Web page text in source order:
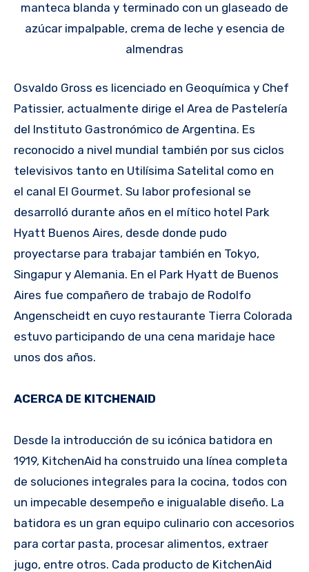
manteca blanda y terminado con un glaseado de
azúcar impalpable, crema de leche y esencia de
almendras
Osvaldo Gross es licenciado en Geoquímica y Chef
Patissier, actualmente dirige el Area de Pastelería
del Instituto Gastronómico de Argentina. Es
reconocido a nivel mundial también por sus ciclos
televisivos tanto en Utilísima Satelital como en
el canal El Gourmet. Su labor profesional se
desarrolló durante años en el mítico hotel Park
Hyatt Buenos Aires, desde donde pudo
proyectarse para trabajar también en Tokyo,
Singapur y Alemania. En el Park Hyatt de Buenos
Aires fue compañero de trabajo de Rodolfo
Angenscheidt en cuyo restaurante Tierra Colorada
estuvo participando de una cena maridaje hace
unos dos años.
ACERCA DE KITCHENAID
Desde la introducción de su icónica batidora en
1919, KitchenAid ha construido una línea completa
de soluciones integrales para la cocina, todos con
un impecable desempeño e inigualable diseño. La
batidora es un gran equipo culinario con accesorios
para cortar pasta, procesar alimentos, extraer
jugo, entre otros. Cada producto de KitchenAid